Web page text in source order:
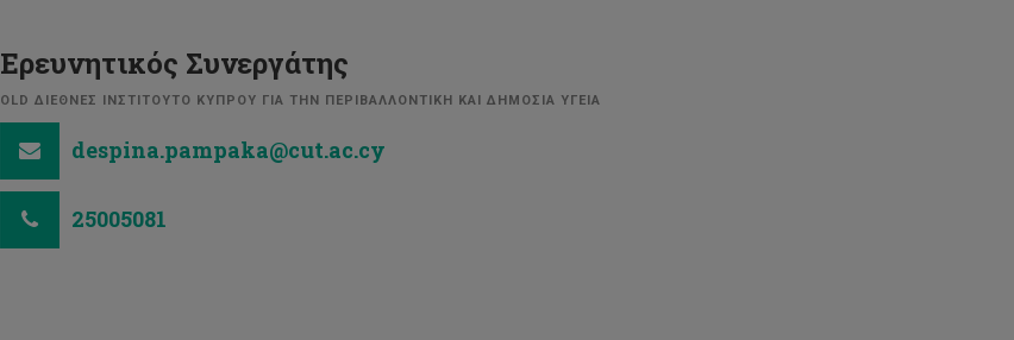
Ερευνητικός Συνεργάτης
OLD ΔΙΕΘΝΕΣ ΙΝΣΤΙΤΟΥΤΟ ΚΥΠΡΟΥ ΓΙΑ ΤΗΝ ΠΕΡΙΒΑΛΛΟΝΤΙΚΗ ΚΑΙ ΔΗΜΟΣΙΑ ΥΓΕΙΑ
despina.pampaka@cut.ac.cy
25005081